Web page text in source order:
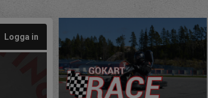
Logga in